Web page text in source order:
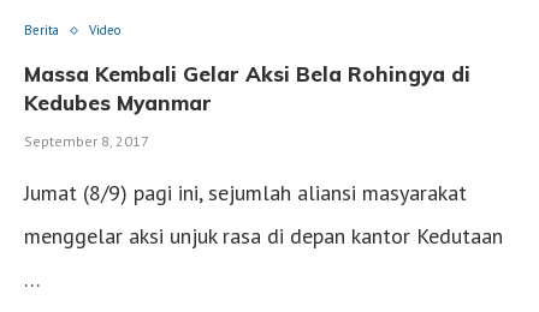
Berita Video
Massa Kembali Gelar Aksi Bela Rohingya di
Kedubes Myanmar
September 8, 2017
Jumat (8/9) pagi ini, sejumlah aliansi masyarakat
menggelar aksi unjuk rasa di depan kantor Kedutaan
…